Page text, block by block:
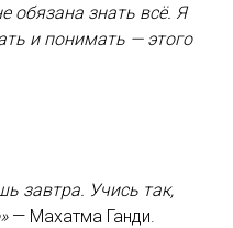
обязана знать всё. Я
и понимать — этого
завтра. Учись так,
— Махатма Ганди.